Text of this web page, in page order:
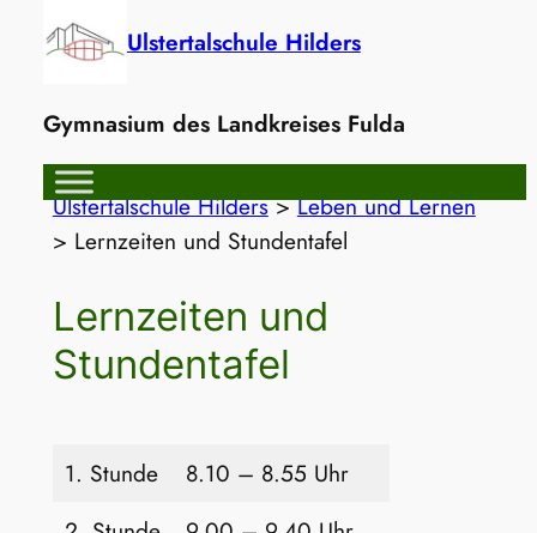
Inhalt
Ulstertalschule Hilders
Gymnasium des Landkreises Fulda
Ulstertalschule Hilders>Leben und Lernen
> Lernzeiten und Stundentafel
Lernzeiten und
Stundentafel
1. Stunde
8.10 – 8.55 Uhr